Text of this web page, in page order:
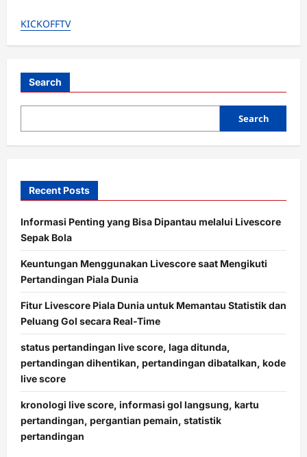
g
t
n
KICKOFFTV
Search
Search
Recent Posts
Informasi Penting yang Bisa Dipantau melalui Livescore
Sepak Bola
Keuntungan Menggunakan Livescore saat Mengikuti
Pertandingan Piala Dunia
Fitur Livescore Piala Dunia untuk Memantau Statistik dan
Peluang Gol secara Real-Time
status pertandingan live score, laga ditunda,
pertandingan dihentikan, pertandingan dibatalkan, kode
live score
kronologi live score, informasi gol langsung, kartu
pertandingan, pergantian pemain, statistik
pertandingan